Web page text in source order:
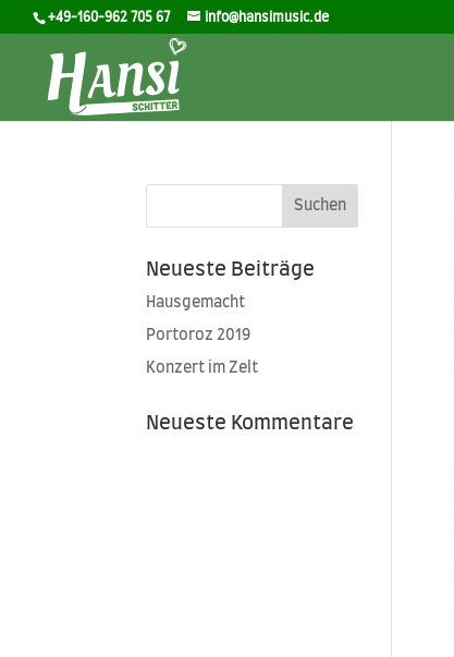
+49-160-962 705 67 info@hansimusic.de
Neueste Beiträge
Hausgemacht
Portoroz 2019
Konzert im Zelt
Neueste Kommentare